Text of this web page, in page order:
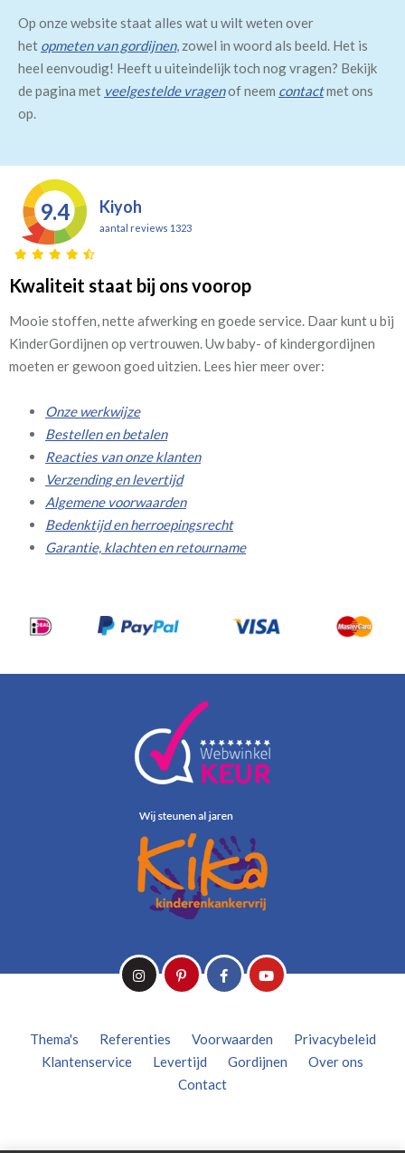
Op onze website staat alles wat u wilt weten over
het opmeten van gordijnen, zowel in woord als beeld. Het is
heel eenvoudig! Heeft u uiteindelijk toch nog vragen? Bekijk
de pagina met veelgestelde vragenof neem contactmet ons
op.
9.4 Kiyoh
aantal reviews 1323
Kwaliteit staat bij ons voorop
Mooie stoffen, nette afwerking en goede service. Daar kunt u bij
KinderGordijnen op vertrouwen. Uw baby- of kindergordijnen
moeten er gewoon goed uitzien. Lees hier meer over:
Onze werkwijze
Bestellen en betalen
Reacties van onze klanten
Verzending en levertijd
Algemene voorwaarden
Bedenktijd en herroepingsrecht
Garantie, klachten en retourname
Thema's Referenties Voorwaarden
Privacybeleid
Klantenservice
Levertijd Gordijnen
Over ons
Contact